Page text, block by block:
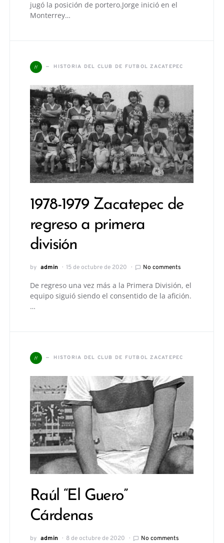
jugó la posición de portero.Jorge inició en el
Monterrey…
H HISTORIA DEL CLUB DE FUTBOL ZACATEPEC
1978-1979 Zacatepec de
regreso a primera
división
by admin 15 de octubre de 2020 No comments
De regreso una vez más a la Primera División, el
equipo siguió siendo el consentido de la afición.
…
H HISTORIA DEL CLUB DE FUTBOL ZACATEPEC
Raúl “El Guero”
Cárdenas
by admin 8 de octubre de 2020 No comments